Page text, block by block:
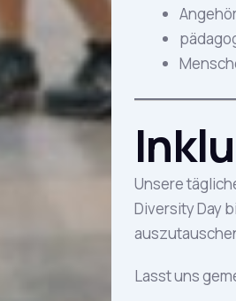
Unsere
Diversity Day
Lasst uns